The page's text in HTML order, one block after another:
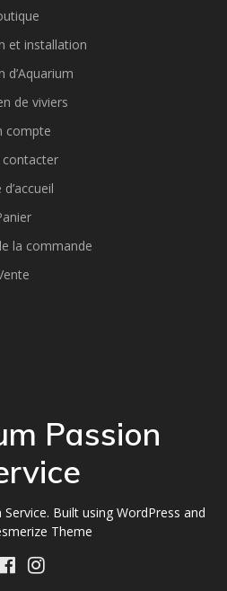
et installation
d’Aquarium
de viviers
compte
contacter
d’accueil
la commande
Passion
Built using WordPress and
Theme